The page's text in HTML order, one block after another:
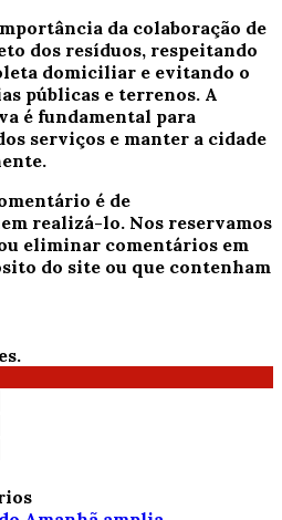
da colaboração de
dos resíduos, respeitando
domiciliar e evitando o
públicas e terrenos. A
é fundamental para
serviços e manter a cidade
é de
realizá-lo. Nos reservamos
eliminar comentários em
do site ou que contenham